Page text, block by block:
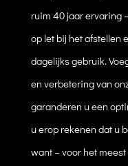
ruim 40 jaar ervaring
op let bij het afstellen
dagelijks gebruik.
en verbetering van
garanderen u een
u erop rekenen dat u
want – voor het